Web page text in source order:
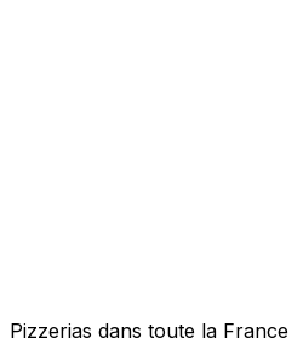
Pizzerias dans toute la France